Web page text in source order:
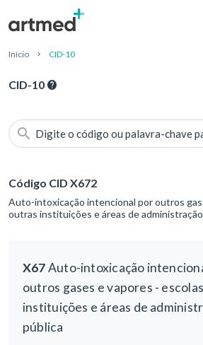
Início CID-10
CID-10
Digite o código ou palavra-chave
Código CID X672
Auto-intoxicação intencional por outros
outras instituições e áreas de
X67Auto-intoxicação
outros gases e vapores -
instituições e áreas de
pública